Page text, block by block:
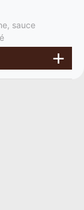
sauce